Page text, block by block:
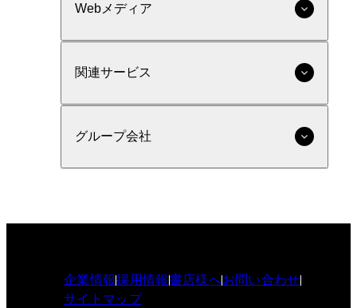
Webメディア
関連サービス
グループ会社
企業情報採用情報書店様へお問い合わせ
サイトマップ